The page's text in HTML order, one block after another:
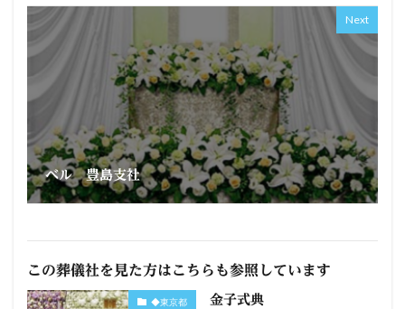
Next
ベル 豊島支社
この葬儀社を見た方はこちらも参照しています
◆東京都 金子式典